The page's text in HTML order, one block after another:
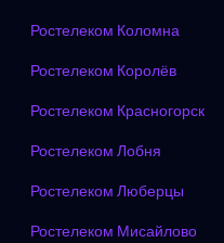
Ростелеком Коломна
Ростелеком Королёв
Ростелеком Красногорск
Ростелеком Лобня
Ростелеком Люберцы
Ростелеком Мисайлово